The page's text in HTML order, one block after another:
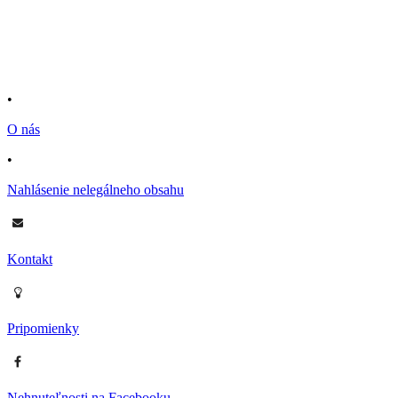
•
O nás
•
Nahlásenie nelegálneho obsahu
Kontakt
Pripomienky